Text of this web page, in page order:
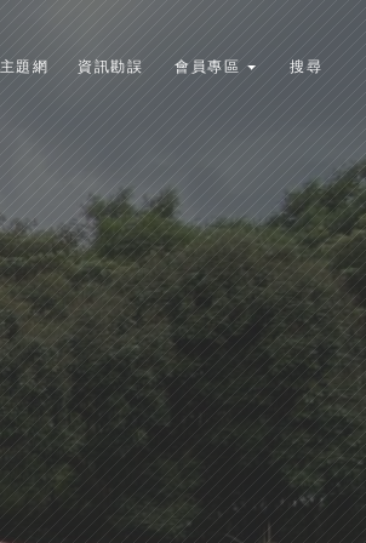
主題網 資訊勘誤 會員專區 搜尋